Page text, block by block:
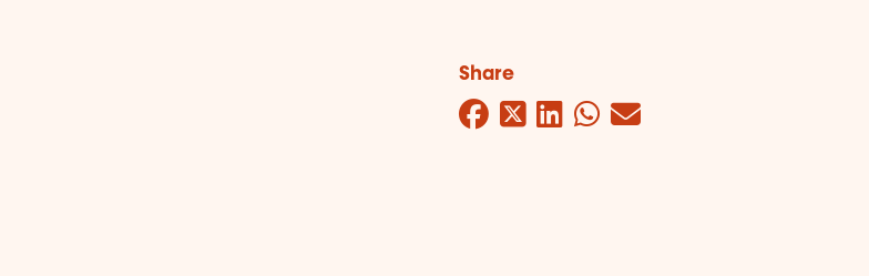
Share
Facebook
Twitter
LinkedIn
WhatsApp
Mail